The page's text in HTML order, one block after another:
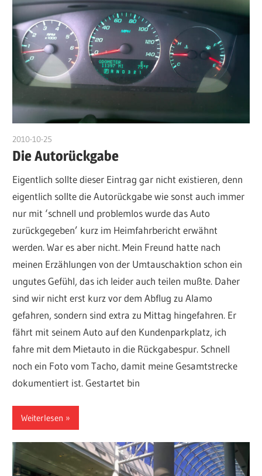
2010-10-25
Die Autorückgabe
Eigentlich sollte dieser Eintrag gar nicht existieren, denn
eigentlich sollte die Autorückgabe wie sonst auch immer
nur mit ‘schnell und problemlos wurde das Auto
zurückgegeben’ kurz im Heimfahrbericht erwähnt
werden. War es aber nicht. Mein Freund hatte nach
meinen Erzählungen von der Umtauschaktion schon ein
ungutes Gefühl, das ich leider auch teilen mußte. Daher
sind wir nicht erst kurz vor dem Abflug zu Alamo
gefahren, sondern sind extra zu Mittag hingefahren. Er
fährt mit seinem Auto auf den Kundenparkplatz, ich
fahre mit dem Mietauto in die Rückgabespur. Schnell
noch ein Foto vom Tacho, damit meine Gesamtstrecke
dokumentiert ist. Gestartet bin
Weiterlesen